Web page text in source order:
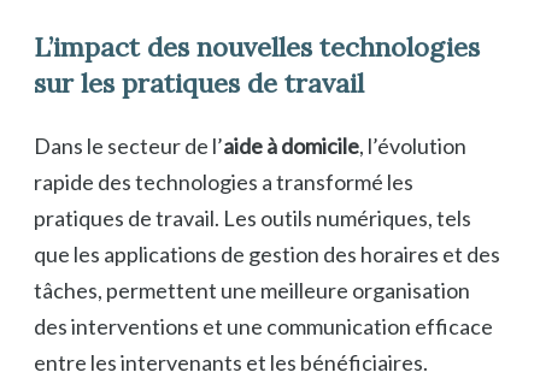
L’impact des nouvelles technologies
sur les pratiques de travail
Dans le secteur de l’aide à domicile, l’évolution
rapide des technologies a transformé les
pratiques de travail. Les outils numériques, tels
que les applications de gestion des horaires et des
tâches, permettent une meilleure organisation
des interventions et une communication efficace
entre les intervenants et les bénéficiaires.